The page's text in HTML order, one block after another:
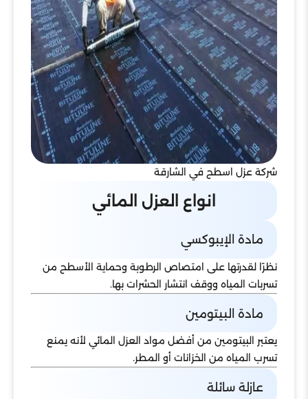
شركة عزل اسطح في الشارقة
انواع العزل المائي
مادة الإيبوكسي
نظرًا لقدرتها على امتصاص الرطوبة وحماية الأسطح من
تسربات المياه ووقف انتشار الحشرات بها.
مادة البيتومين
يعتبر البيتومين من أفضل مواد العزل المائي لأنه يمنع
تسرب المياه من الخزانات أو المطر.
عازلة سائلة